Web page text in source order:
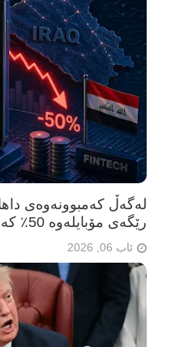
لەگەڵ کەمبوونەوەی
رێگەی مۆبایلەوە 50٪ کەمی کردووە
ئاب 06, 2026